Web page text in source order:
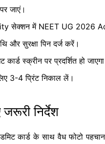
जाएं।
सेक्शन में NEET UG 2026
और सुरक्षा पिन दर्ज करें।
स्क्रीन पर प्रदर्शित हो
3-4 प्रिंट निकाल लें।
जरूरी निर्देश
कार्ड के साथ वैध फोटो